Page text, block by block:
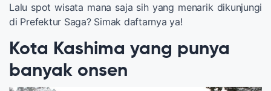
Lalu spot wisata mana saja sih yang menarik dikunjungi
di Prefektur Saga? Simak daftarnya ya!
Kota Kashima yang punya
banyak onsen